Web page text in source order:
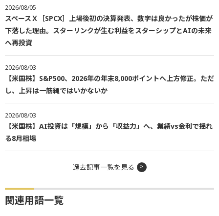
2026/08/05
スペースＸ［SPCX］上場後初の決算発表、数字は良かったが株価が
下落した理由。スターリンクが生む利益をスターシップとAIの未来
へ再投資
2026/08/03
【米国株】S&P500、2026年の年末8,000ポイントへ上方修正。ただ
し、上昇は一筋縄ではいかないか
2026/08/03
【米国株】AI投資は「規模」から「収益力」へ、業績vs金利で揺れ
る8月相場
過去記事一覧を見る
関連用語一覧